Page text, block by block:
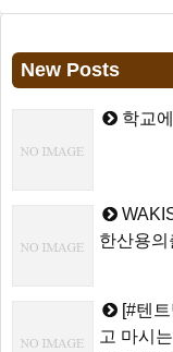
New Posts
학교
한산용
[#텐
고 마시